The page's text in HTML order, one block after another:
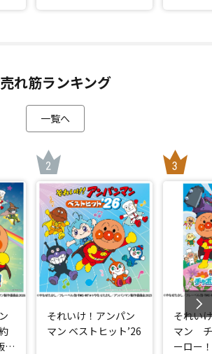
売れ筋ランキング
一覧へ
ベ
それいけ！アンパン
マン ベストヒット’26
それい
マン チ
ーロー